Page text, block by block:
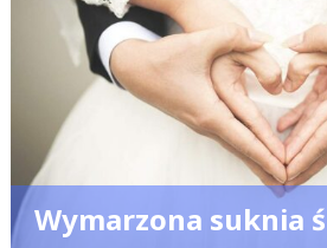
Wymarzona suknia